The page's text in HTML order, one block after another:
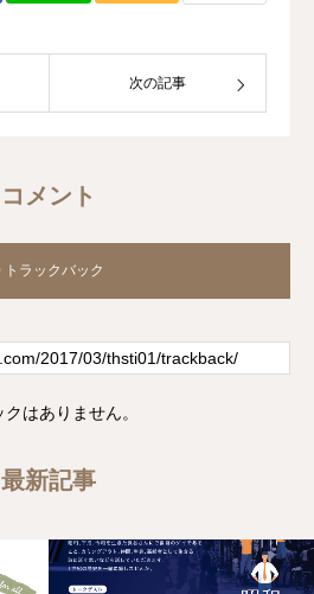
次の記事
コメント
トラックバック
はありません。
最新記事